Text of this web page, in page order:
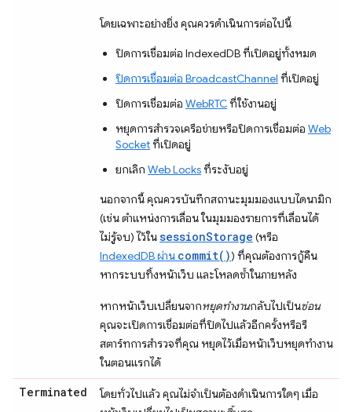
โดยเฉพาะอย่างยิ่ง คุณควรดำเนินการต่อไปนี้
ปิดการเชื่อมต่อ IndexedDB ที่เปิดอยู่ทั้งหมด
ปิดการเชื่อมต่อ BroadcastChannel ที่เปิดอยู่
ปิดการเชื่อมต่อ WebRTCที่ใช้งานอยู่
หยุดการสำรวจเครือข่ายหรือปิดการเชื่อมต่อ Web
Socketที่เปิดอยู่
ยกเลิก Web Locksที่ระงับอยู่
นอกจากนี้ คุณควรบันทึกสถานะมุมมองแบบไดนามิก
(เช่น ตำแหน่งการเลื่อน ในมุมมองรายการที่เลื่อนได้
ไม่รู้จบ) ไว้ในsessionStorage (หรือ
IndexedDB ผ่าน commit()) ที่คุณต้องการกู้คืน
หากระบบทิ้งหน้าเว็บ และโหลดซ้ำในภายหลัง
หากหน้าเว็บเปลี่ยนจากหยุดทำงานกลับไปเป็นซ่อน
คุณจะเปิดการเชื่อมต่อที่ปิดไปแล้วอีกครั้งหรือรี
สตาร์ทการสำรวจที่คุณ หยุดไว้เมื่อหน้าเว็บหยุดทำงาน
ในตอนแรกได้
Terminated
โดยทั่วไปแล้ว คุณไม่จำเป็นต้องดำเนินการใดๆ เมื่อ